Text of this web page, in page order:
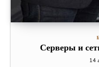
Серверы и
14